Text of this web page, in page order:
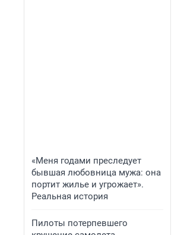
«Меня годами преследует
бывшая любовница мужа: она
портит жилье и угрожает».
Реальная история
Пилоты потерпевшего